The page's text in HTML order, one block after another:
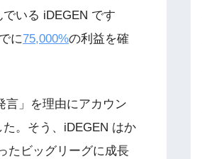
いる iDEGEN です
に75,000%の利益を確
言」を理由にアカウン
。そう、iDEGEN はか
たビッグリーグに成長